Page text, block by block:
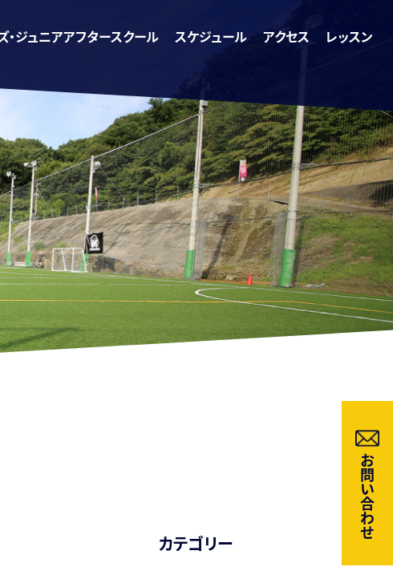
・ジュニアアフタースクール スケジュール アクセス レッスン
カテゴリー
お問い合わせ